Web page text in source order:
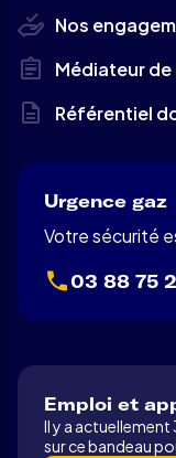
Nos
Médiateur
Référentiel
Urgence gaz
Votre sécurité
03 88 75
Emploi et
Il y a
sur ce bandeau